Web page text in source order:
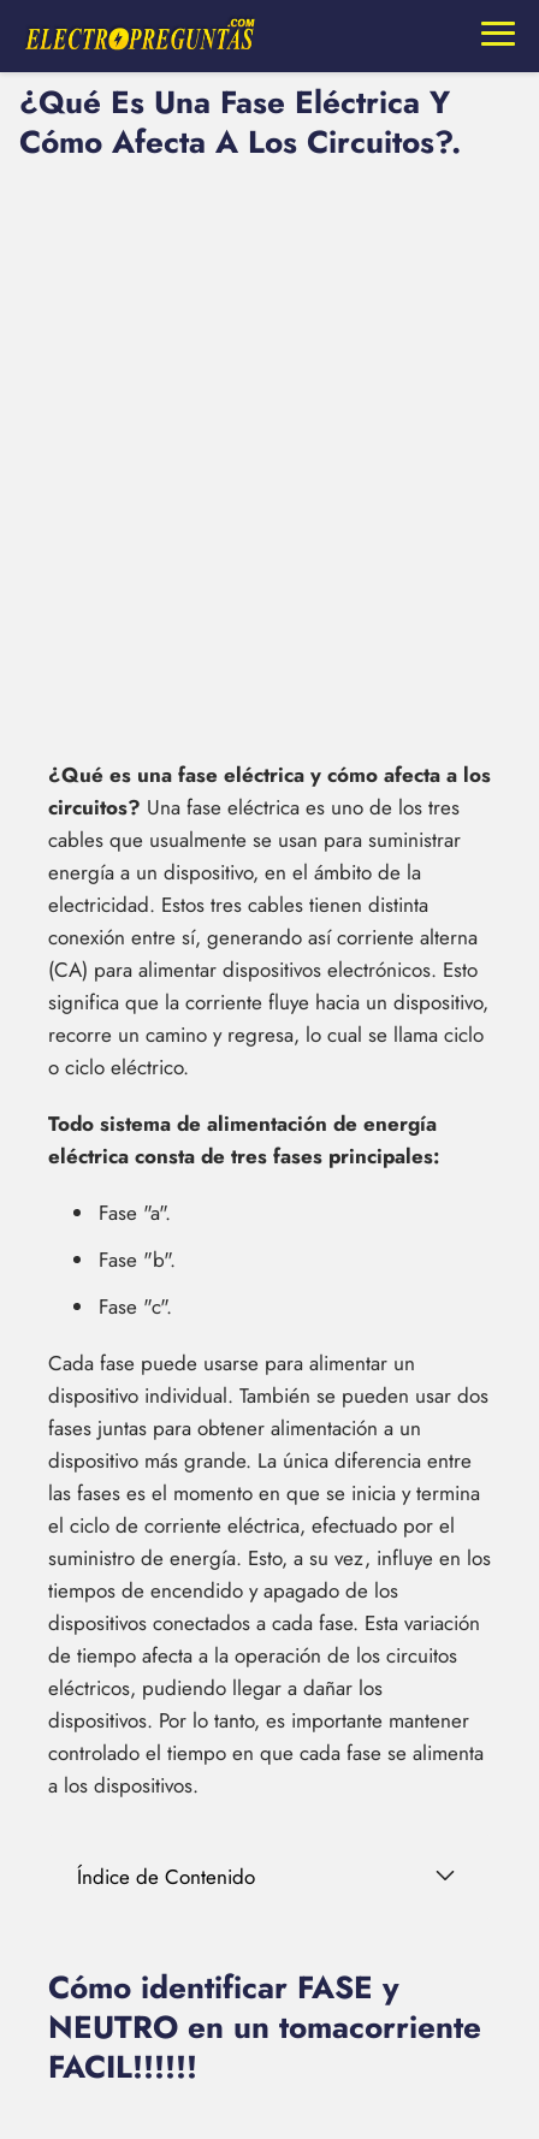
¿Qué Es Una Fase Eléctrica Y
Cómo Afecta A Los Circuitos?.
¿Qué es una fase eléctrica y cómo afecta a los
circuitos? Una fase eléctrica es uno de los tres
cables que usualmente se usan para suministrar
energía a un dispositivo, en el ámbito de la
electricidad. Estos tres cables tienen distinta
conexión entre sí, generando así corriente alterna
(CA) para alimentar dispositivos electrónicos. Esto
significa que la corriente fluye hacia un dispositivo,
recorre un camino y regresa, lo cual se llama ciclo
o ciclo eléctrico.
Todo sistema de alimentación de energía
eléctrica consta de tres fases principales:
Fase "a".
Fase "b".
Fase "c".
Cada fase puede usarse para alimentar un
dispositivo individual. También se pueden usar dos
fases juntas para obtener alimentación a un
dispositivo más grande. La única diferencia entre
las fases es el momento en que se inicia y termina
el ciclo de corriente eléctrica, efectuado por el
suministro de energía. Esto, a su vez, influye en los
tiempos de encendido y apagado de los
dispositivos conectados a cada fase. Esta variación
de tiempo afecta a la operación de los circuitos
eléctricos, pudiendo llegar a dañar los
dispositivos. Por lo tanto, es importante mantener
controlado el tiempo en que cada fase se alimenta
a los dispositivos.
Índice de Contenido
Cómo identificar FASE y
NEUTRO en un tomacorriente
FACIL!!!!!!